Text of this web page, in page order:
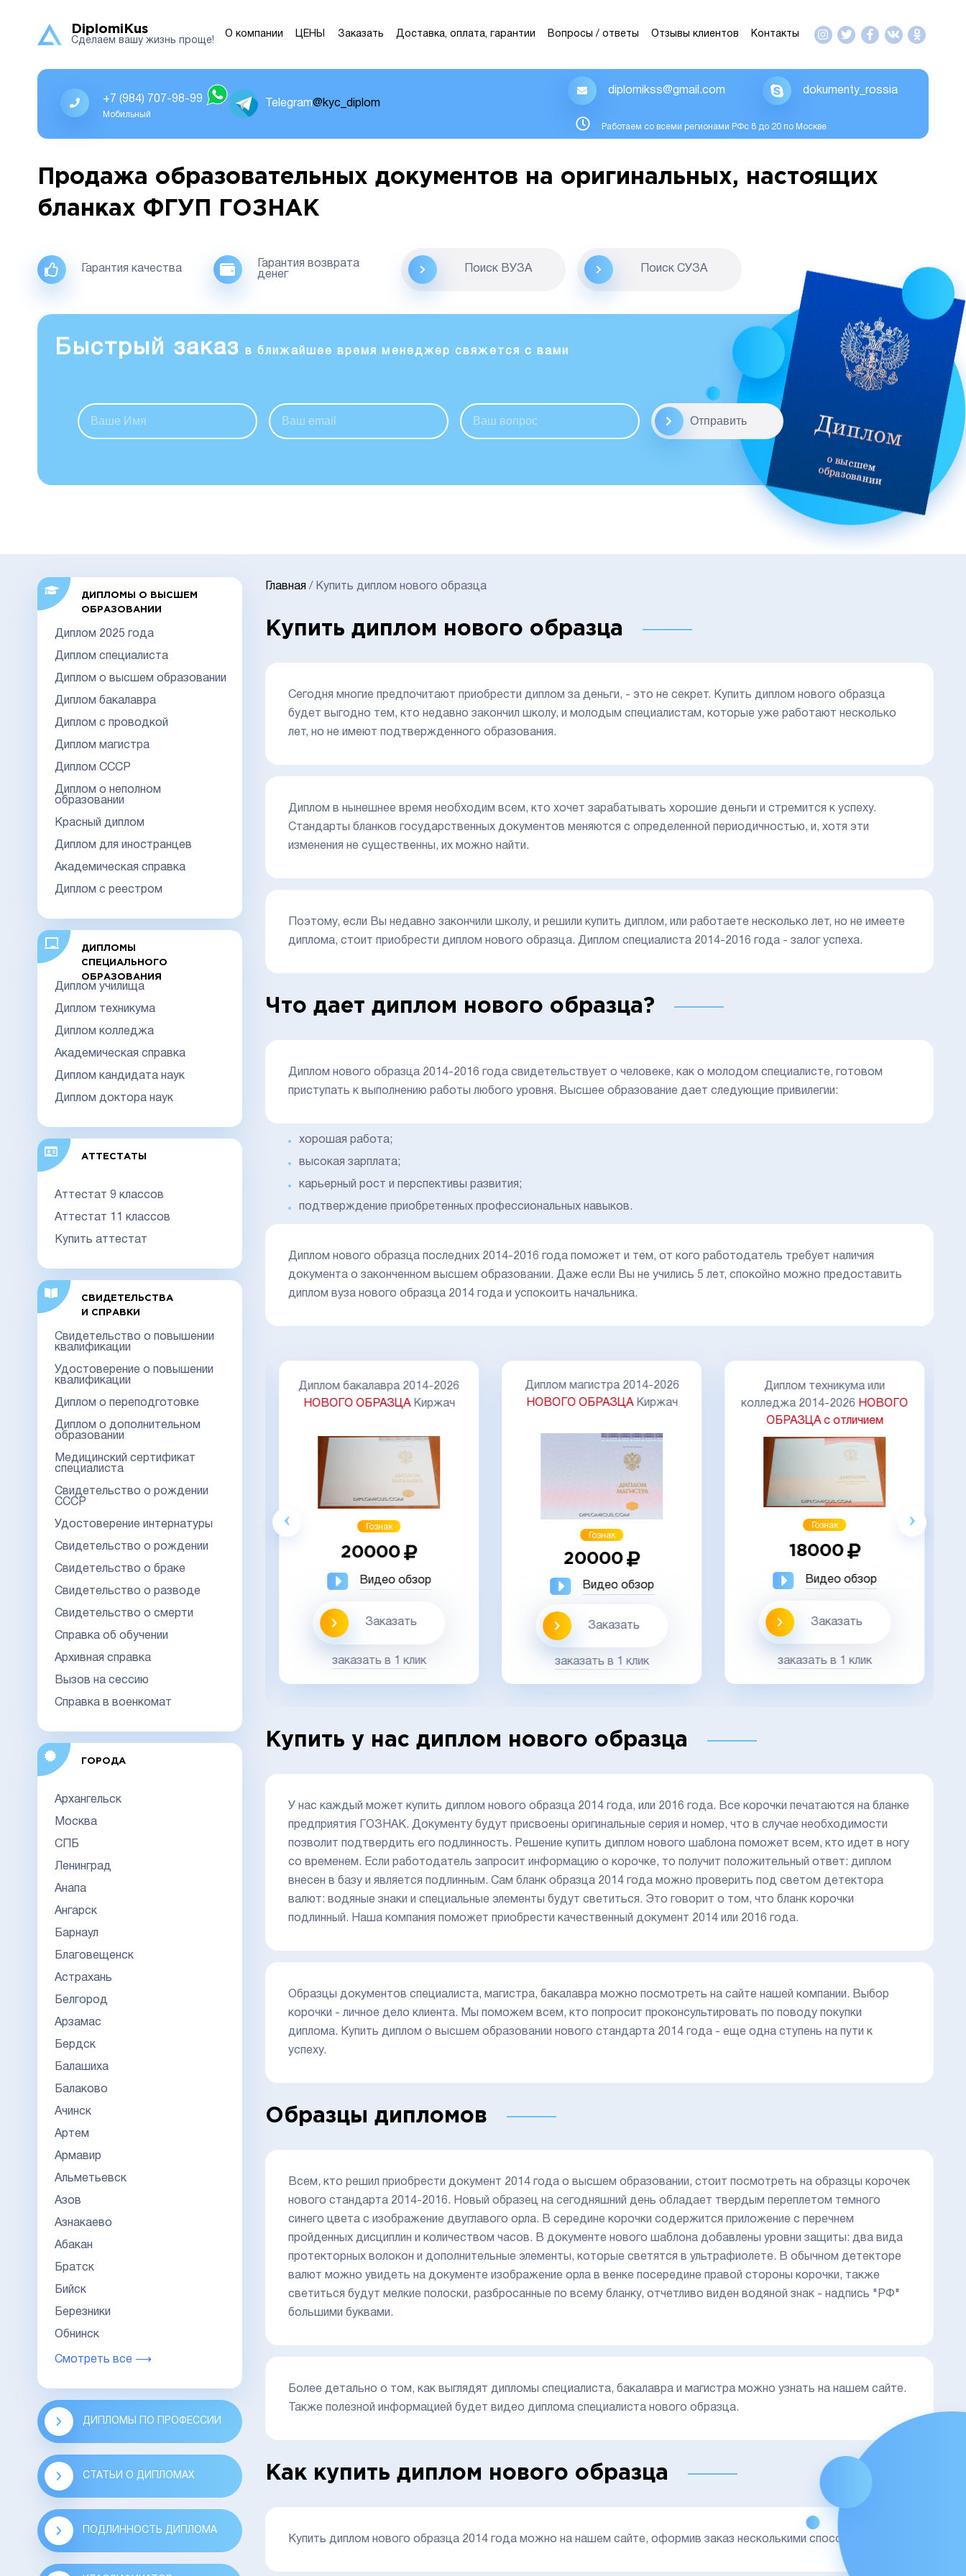
DiplomiKus
Сделаем вашу жизнь проще!
О компании ЦЕНЫ Заказать Доставка, оплата, гарантии Вопросы / ответы Отзывы клиентов Контакты
+7 (984) 707-98-99
Мобильный
Telegram@kyc_diplom
diplomikss@gmail.com dokumenty_rossia
Работаем со всеми регионами РФс 8 до 20 по Москве
Продажа образовательных документов на оригинальных, настоящих
бланках ФГУП ГОЗНАК
Гарантия качества
Гарантия возврата
денег
Поиск ВУЗА Поиск CУЗА
Быстрый заказ в ближайшее время менеджер свяжется с вами
Отправить
ДИПЛОМЫ О ВЫСШЕМ
ОБРАЗОВАНИИ
Диплом 2025 года
Диплом специалиста
Диплом о высшем образовании
Диплом бакалавра
Диплом с проводкой
Диплом магистра
Диплом СССР
Диплом о неполном
образовании
Красный диплом
Диплом для иностранцев
Академическая справка
Диплом с реестром
ДИПЛОМЫ
СПЕЦИАЛЬНОГО
ОБРАЗОВАНИЯ
Диплом училища
Диплом техникума
Диплом колледжа
Академическая справка
Диплом кандидата наук
Диплом доктора наук
АТТЕСТАТЫ
Аттестат 9 классов
Аттестат 11 классов
Купить аттестат
СВИДЕТЕЛЬСТВА
И СПРАВКИ
Свидетельство о повышении
квалификации
Удостоверение о повышении
квалификации
Диплом о переподготовке
Диплом о дополнительном
образовании
Медицинский сертификат
специалиста
Свидетельство о рождении
СССР
Удостоверение интернатуры
Свидетельство о рождении
Свидетельство о браке
Свидетельство о разводе
Свидетельство о смерти
Справка об обучении
Архивная справка
Вызов на сессию
Справка в военкомат
ГОРОДА
Архангельск
Москва
СПБ
Ленинград
Анапа
Ангарск
Барнаул
Благовещенск
Астрахань
Белгород
Арзамас
Бердск
Балашиха
Балаково
Ачинск
Артем
Армавир
Альметьевск
Азов
Азнакаево
Абакан
Братск
Бийск
Березники
Обнинск
Смотреть все ⟶
ДИПЛОМЫ ПО ПРОФЕССИИ
СТАТЬИ О ДИПЛОМАХ
ПОДЛИННОСТЬ ДИПЛОМА
Главная / Купить диплом нового образца
Купить диплом нового образца
Сегодня многие предпочитают приобрести диплом за деньги, - это не секрет. Купить диплом нового образца
будет выгодно тем, кто недавно закончил школу, и молодым специалистам, которые уже работают несколько
лет, но не имеют подтвержденного образования.
Диплом в нынешнее время необходим всем, кто хочет зарабатывать хорошие деньги и стремится к успеху.
Стандарты бланков государственных документов меняются с определенной периодичностью, и, хотя эти
изменения не существенны, их можно найти.
Поэтому, если Вы недавно закончили школу, и решили купить диплом, или работаете несколько лет, но не имеете
диплома, стоит приобрести диплом нового образца. Диплом специалиста 2014-2016 года - залог успеха.
Что дает диплом нового образца?
Диплом нового образца 2014-2016 года свидетельствует о человеке, как о молодом специалисте, готовом
приступать к выполнению работы любого уровня. Высшее образование дает следующие привилегии:
хорошая работа;
высокая зарплата;
карьерный рост и перспективы развития;
подтверждение приобретенных профессиональных навыков.
Диплом нового образца последних 2014-2016 года поможет и тем, от кого работодатель требует наличия
документа о законченном высшем образовании. Даже если Вы не учились 5 лет, спокойно можно предоставить
диплом вуза нового образца 2014 года и успокоить начальника.
Акция
Диплом специалиста 2014-2026
НОВОГО ОБРАЗЦАКиржач
20000
Видео обзор
заказать в 1 клик
Диплом бакалавра 2014-2026
НОВОГО ОБРАЗЦАКиржач
Гознак
20000
Видео обзор
Заказать
заказать в 1 клик
Диплом магистра 2014-2026
НОВОГО ОБРАЗЦАКиржач
Гознак
20000
Видео обзор
Заказать
заказать в 1 клик
Диплом техникума или
колледжа 2014-2026 НОВОГО
ОБРАЗЦА с отличием
Гознак
18000
Видео обзор
Заказать
заказать в 1 клик
Купить у нас диплом нового образца
У нас каждый может купить диплом нового образца 2014 года, или 2016 года. Все корочки печатаются на бланке
предприятия ГОЗНАК. Документу будут присвоены оригинальные серия и номер, что в случае необходимости
позволит подтвердить его подлинность. Решение купить диплом нового шаблона поможет всем, кто идет в ногу
со временем. Если работодатель запросит информацию о корочке, то получит положительный ответ: диплом
внесен в базу и является подлинным. Сам бланк образца 2014 года можно проверить под светом детектора
валют: водяные знаки и специальные элементы будут светиться. Это говорит о том, что бланк корочки
подлинный. Наша компания поможет приобрести качественный документ 2014 или 2016 года.
Образцы документов специалиста, магистра, бакалавра можно посмотреть на сайте нашей компании. Выбор
корочки - личное дело клиента. Мы поможем всем, кто попросит проконсультировать по поводу покупки
диплома. Купить диплом о высшем образовании нового стандарта 2014 года - еще одна ступень на пути к
успеху.
Образцы дипломов
Всем, кто решил приобрести документ 2014 года о высшем образовании, стоит посмотреть на образцы корочек
нового стандарта 2014-2016. Новый образец на сегодняшний день обладает твердым переплетом темного
синего цвета с изображение двуглавого орла. В середине корочки содержится приложение с перечнем
пройденных дисциплин и количеством часов. В документе нового шаблона добавлены уровни защиты: два вида
протекторных волокон и дополнительные элементы, которые светятся в ультрафиолете. В обычном детекторе
валют можно увидеть на документе изображение орла в венке посередине правой стороны корочки, также
светиться будут мелкие полоски, разбросанные по всему бланку, отчетливо виден водяной знак - надпись "РФ"
большими буквами.
Более детально о том, как выглядят дипломы специалиста, бакалавра и магистра можно узнать на нашем сайте.
Также полезной информацией будет видео диплома специалиста нового образца.
Как купить диплом нового образца
Купить диплом нового образца 2014 года можно на нашем сайте, оформив заказ несколькими способами: